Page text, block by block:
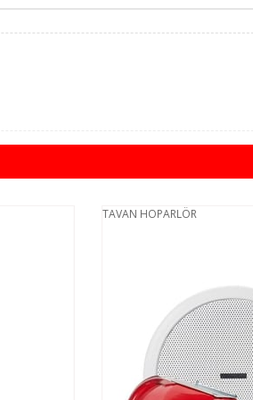
TAVAN HOPARLÖR